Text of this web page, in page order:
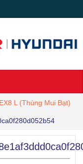
L (Thùng Mui Bạt)